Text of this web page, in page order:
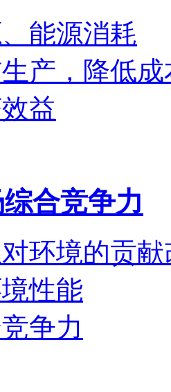
能源消耗
产，降低成
益
合竞争力
环境的贡献
性能
争力